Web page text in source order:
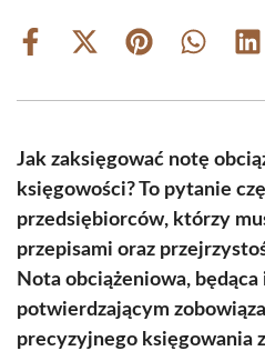
Share
Share
(Twitter)
Share Share
Jak zaksięgować notę
księgowości? To pytanie
przedsiębiorców, którzy
przepisami oraz
Nota obciążeniowa,
potwierdzającym
precyzyjnego księgowania